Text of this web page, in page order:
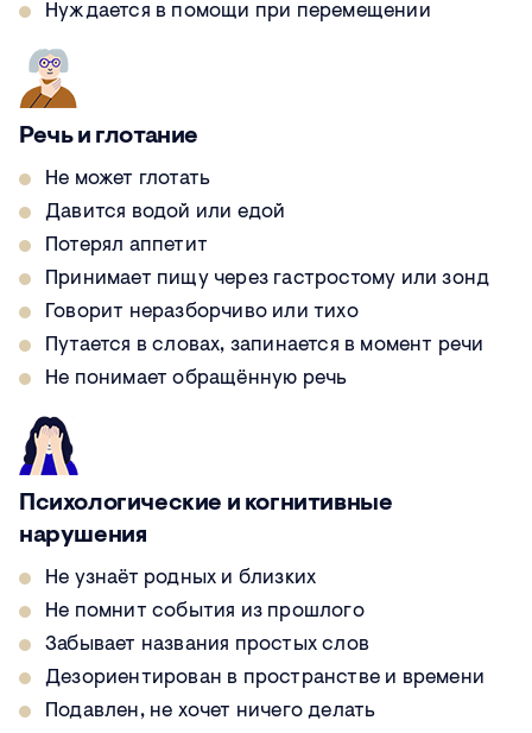
Нуждается в помощи при перемещении
Речь и глотание
Не может глотать
Давится водой или едой
Потерял аппетит
Принимает пищу через гастростому или зонд
Говорит неразборчиво или тихо
Путается в словах, запинается в момент речи
Не понимает обращённую речь
Психологические и когнитивные
нарушения
Не узнаёт родных и близких
Не помнит события из прошлого
Забывает названия простых слов
Дезориентирован в пространстве и времени
Подавлен, не хочет ничего делать